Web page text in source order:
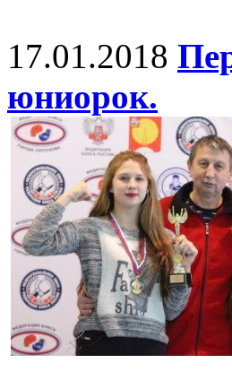
17.01.2018
юниорок.